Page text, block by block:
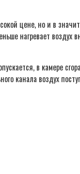
цене, но и в
нагревает воздух
в камере
канала воздух